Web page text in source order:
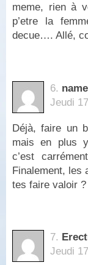
meme, rien à
p’etre la
decue…. Allé,
6. name
Jeudi
Déjà, faire un
mais en plus
c’est
Finalement, les
tes faire valoir ?
7.
Jeudi